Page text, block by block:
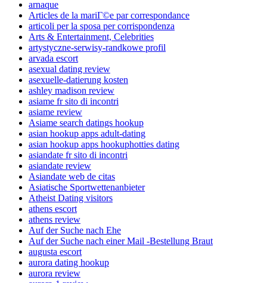
arnaque
Articles de la mariГ©e par correspondance
articoli per la sposa per corrispondenza
Arts & Entertainment, Celebrities
artystyczne-serwisy-randkowe profil
arvada escort
asexual dating review
asexuelle-datierung kosten
ashley madison review
asiame fr sito di incontri
asiame review
Asiame search datings hookup
asian hookup apps adult-dating
asian hookup apps hookuphotties dating
asiandate fr sito di incontri
asiandate review
Asiandate web de citas
Asiatische Sportwettenanbieter
Atheist Dating visitors
athens escort
athens review
Auf der Suche nach Ehe
Auf der Suche nach einer Mail -Bestellung Braut
augusta escort
aurora dating hookup
aurora review